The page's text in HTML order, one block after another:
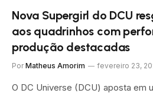
Nova Supergirl do DCU
aos quadrinhos com
produção destacadas
Por Matheus Amorim fevereiro 23,
O DC Universe (DCU) aposta em